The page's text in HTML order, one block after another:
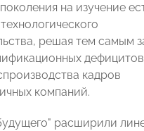
на изучение
решая тем самым
кадров
компаний.
расширили